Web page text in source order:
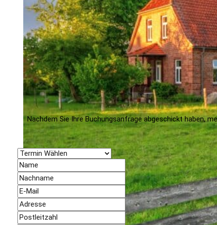
Nachdem Sie Ihre Buchungsanfrage abgeschickt haben,